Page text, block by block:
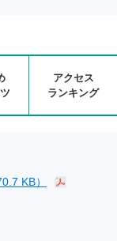
アクセス
ランキング
KB）